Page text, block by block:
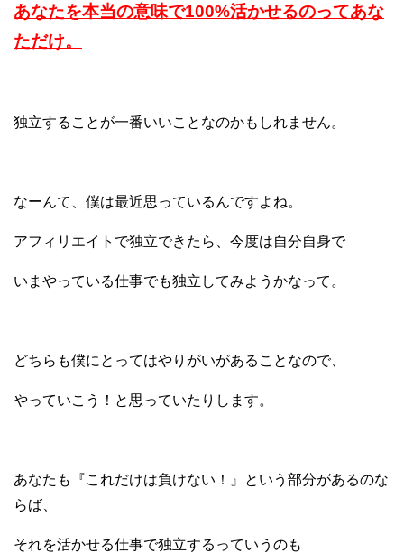
あなたを本当の意味で100%活かせるのってあな
ただけ。
独立することが一番いいことなのかもしれません。
なーんて、僕は最近思っているんですよね。
アフィリエイトで独立できたら、 今度は自分自身で
いまやっている仕事でも独立してみようかなって。
どちらも僕にとってはやりがいがあることなので、
やっていこう！と思っていたりします。
あなたも『これだけは負けない！』という 部分があるのな
らば、
それを活かせる仕事で独立するっていうのも